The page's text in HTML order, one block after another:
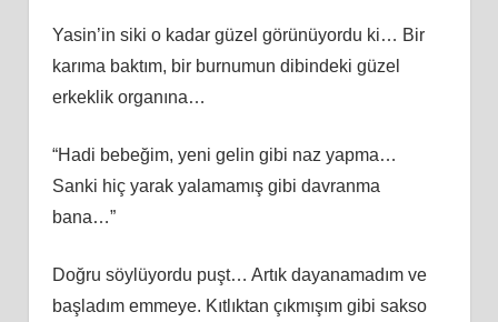
Yasin’in siki o kadar güzel görünüyordu ki… Bir
karıma baktım, bir burnumun dibindeki güzel
erkeklik organına…
“Hadi bebeğim, yeni gelin gibi naz yapma…
Sanki hiç yarak yalamamış gibi davranma
bana…”
Doğru söylüyordu puşt… Artık dayanamadım ve
başladım emmeye. Kıtlıktan çıkmışım gibi sakso